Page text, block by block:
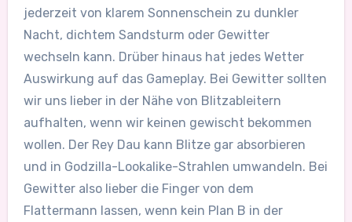
jederzeit von klarem Sonnenschein zu dunkler
Nacht, dichtem Sandsturm oder Gewitter
wechseln kann. Drüber hinaus hat jedes Wetter
Auswirkung auf das Gameplay. Bei Gewitter sollten
wir uns lieber in der Nähe von Blitzableitern
aufhalten, wenn wir keinen gewischt bekommen
wollen. Der Rey Dau kann Blitze gar absorbieren
und in Godzilla-Lookalike-Strahlen umwandeln. Bei
Gewitter also lieber die Finger von dem
Flattermann lassen, wenn kein Plan B in der